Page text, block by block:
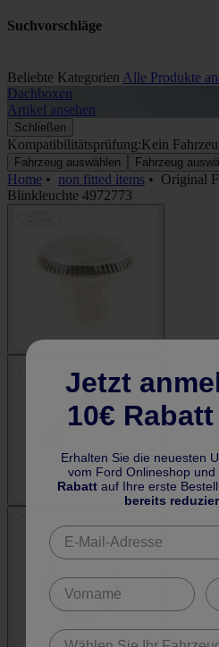
Suchvorschläge
Beliebte Kategorien Alle Produkte
Dachboxen
Artikel ansehen
Schließen
Kompatibilitätsprüfung:Kein
Fahrzeug auswählen Fahrzeug
Home • non fitted items • Original
Blinkleuchte 4972773
Jetzt
10€
Erhalten Sie die neuesten
vom Ford Onlineshop und
Rabatt auf Ihre erste
bereits